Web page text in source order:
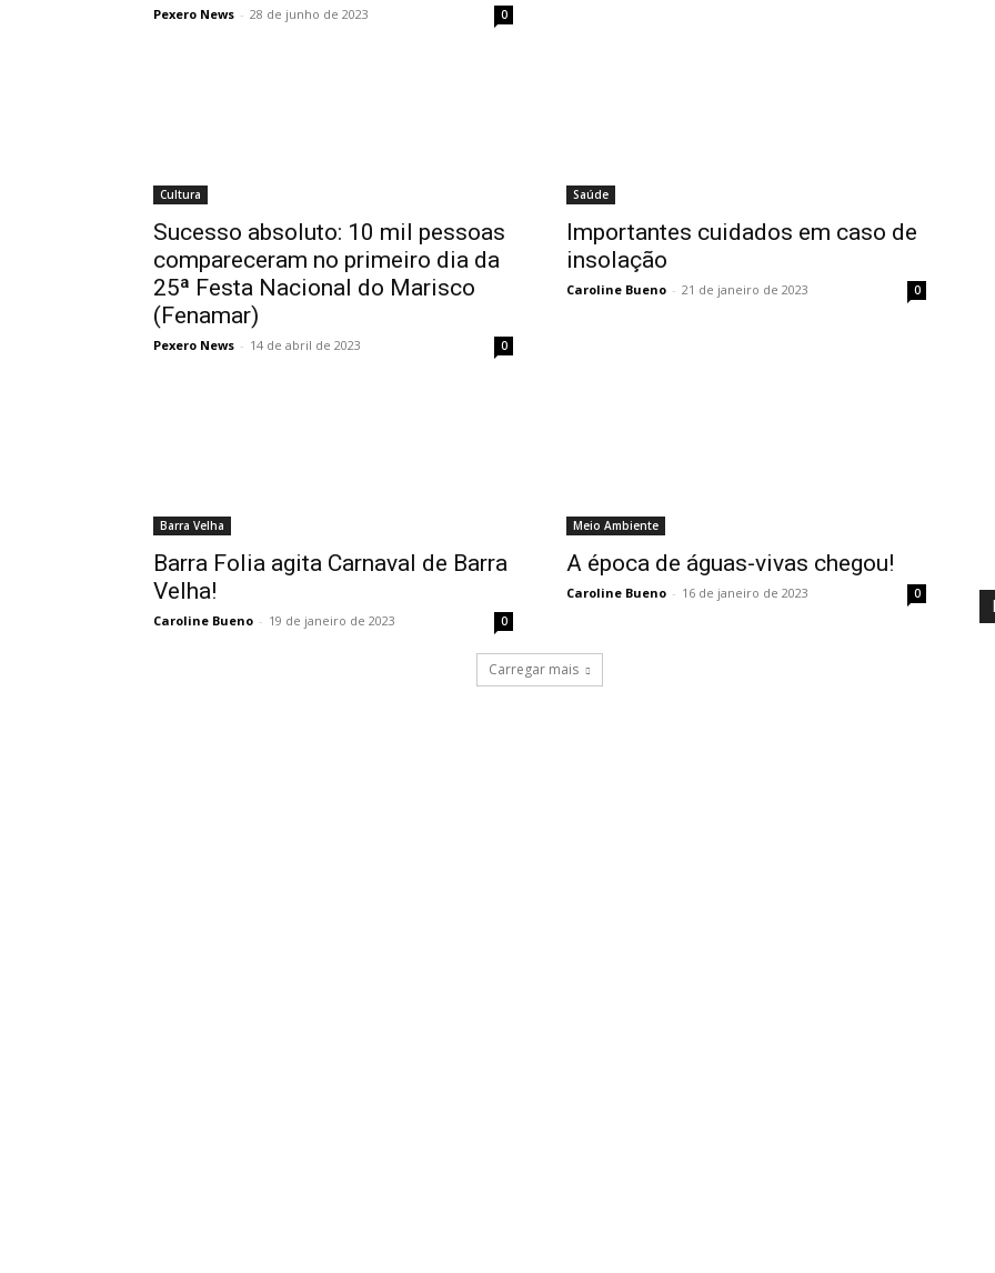
Pexero News - 28 de junho de 2023 0
Cultura
Sucesso absoluto: 10 mil pessoas
compareceram no primeiro dia da
25ª Festa Nacional do Marisco
(Fenamar)
Pexero News - 14 de abril de 2023 0
Saúde
Importantes cuidados em caso de
insolação
Caroline Bueno - 21 de janeiro de 2023 0
Barra Velha
Barra Folia agita Carnaval de Barra
Velha!
Caroline Bueno - 19 de janeiro de 2023 0
Meio Ambiente
A época de águas-vivas chegou!
Caroline Bueno - 16 de janeiro de 2023 0
Carregar mais